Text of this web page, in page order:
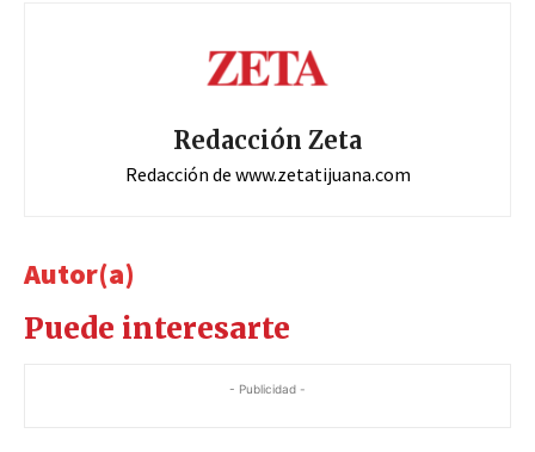
Redacción Zeta
Redacción de www.zetatijuana.com
Autor(a)
Puede interesarte
- Publicidad -